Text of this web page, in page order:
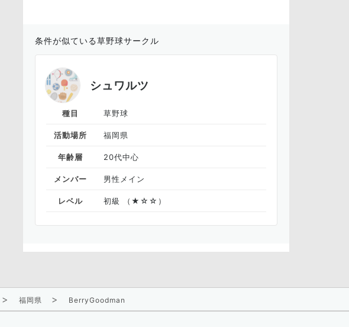
条件が似ている草野球サークル
シュワルツ
種目 草野球
活動場所 福岡県
年齢層 20代中心
メンバー 男性メイン
レベル 初級 （★☆☆）
福岡県 BerryGoodman